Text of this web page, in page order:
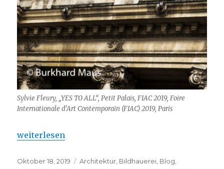
Sylvie Fleury, „YES TO ALL“, Petit Palais, FIAC 2019, Foire
Internationale d’Art Contemporain (FIAC) 2019, Paris
„Fiac 2019 – Grand Palais, Petit Palais, Jardin des
weiterlesen
Veröffentlicht
Oktober 18, 2019 Kategorien
Architektur Bildhauerei Blog